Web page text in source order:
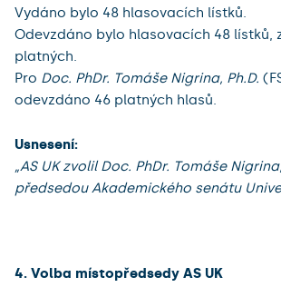
Vydáno bylo 48 hlasovacích lístků.
Odevzdáno bylo hlasovacích 48 lístků,
platných.
Pro ​Doc. PhDr. Tomáše Nigrina, Ph.D.
odevzdáno 46 platných hlasů.
Usnesení:
„AS UK zvolil Doc. PhDr. Tomáše
předsedou Akademického senátu
4. Volba místopředsedy AS UK